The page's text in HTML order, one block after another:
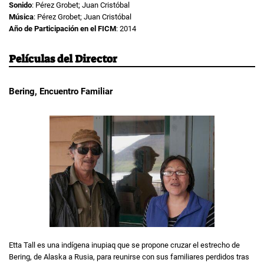
Sonido: Pérez Grobet; Juan Cristóbal
Música: Pérez Grobet; Juan Cristóbal
Año de Participación en el FICM: 2014
Películas del Director
Bering, Encuentro Familiar
Etta Tall es una indígena inupiaq que se propone cruzar el estrecho de
Bering, de Alaska a Rusia, para reunirse con sus familiares perdidos tras